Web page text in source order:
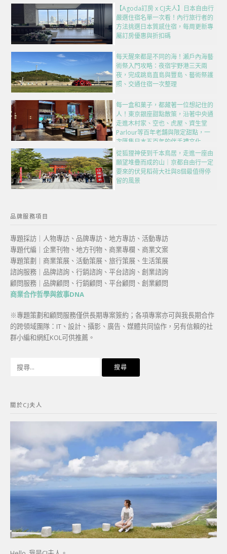
【Agoda訂房 x CJ夫人】日本自由行
嚴選住宿名單一次看！內行旅行者的
方法挑選日本質感住宿，每周更新專
屬訂房優惠與折扣碼
每天醒來都是不同的海！瀨戶內海藝
術祭入門攻略：夜宿宇野港三天兩
夜，完成跳島直島與豐島、藝術祭護
照、交通住宿一次整理
每一盒和菓子，都藏著一位想記住的
人！東京銀座甜點散策，沿著中央通
走進木村家、空也、虎屋、資生堂
Parlour等百年老舖與限定甜點，一
次匯集日本五百年的伴手禮文化
從狐狸神使到千本鳥居，走進一座由
願望堆疊而成的山｜京都自由行一定
要來的伏見稻荷大社與8個最值得停
留的風景
品牌服務項目
專題採訪｜人物專訪、品牌專訪、地方專訪、活動專訪
專題代編｜企業刊物、地方刊物、商業專欄、商業文案
專題策劃｜商業策展、活動策展、旅行策展、生活策展
諮詢服務｜品牌諮詢、行銷諮詢、平台諮詢、創業諮詢
顧問服務｜品牌顧問、行銷顧問、平台顧問、創業顧問
商業合作哲學與敘事DNA
※專題策劃和顧問服務僅供長期專案簽約；各項專案亦可與我長期合作
的跨領域團隊：IT、設計、攝影、廣告、媒體共同協作，另有信賴的社
群小編和網紅KOL可供推薦。
字:
關於CJ夫人